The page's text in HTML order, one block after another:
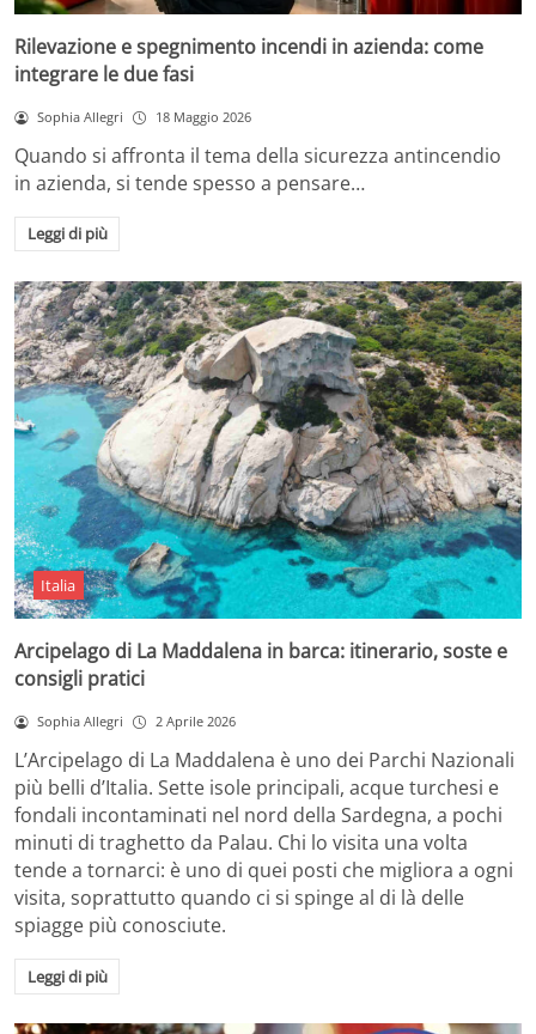
Rilevazione e spegnimento incendi in azienda: come
integrare le due fasi
Sophia Allegri 18 Maggio 2026
Quando si affronta il tema della sicurezza antincendio
in azienda, si tende spesso a pensare…
Leggi di più
Italia
Arcipelago di La Maddalena in barca: itinerario, soste e
consigli pratici
Sophia Allegri 2 Aprile 2026
L’Arcipelago di La Maddalena è uno dei Parchi Nazionali
più belli d’Italia. Sette isole principali, acque turchesi e
fondali incontaminati nel nord della Sardegna, a pochi
minuti di traghetto da Palau. Chi lo visita una volta
tende a tornarci: è uno di quei posti che migliora a ogni
visita, soprattutto quando ci si spinge al di là delle
spiagge più conosciute.
Leggi di più